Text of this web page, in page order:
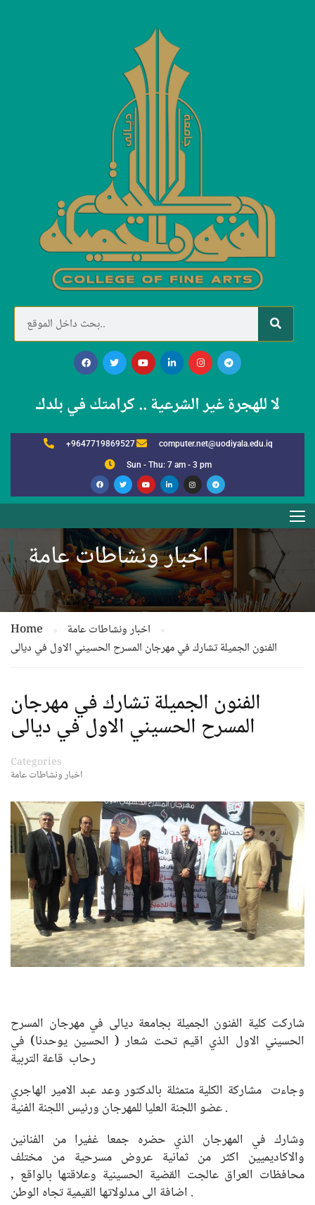
لا للهجرة غير الشرعية .. كرامتك في بلدك
+9647719869527 computer.net@uodiyala.edu.iq
Sun - Thu: 7 am - 3 pm
اخبار ونشاطات عامة
Home
اخبار ونشاطات عامة
الفنون الجميلة تشارك في مهرجان المسرح الحسيني الاول في ديالى
الفنون الجميلة تشارك في مهرجان
المسرح الحسيني الاول في ديالى
Categories
اخبار ونشاطات عامة
شاركت كلية الفنون الجميلة بجامعة ديالى في مهرجان المسرح
الحسيني الاول الذي اقيم تحت شعار ( الحسين يوحدنا) في
رحاب قاعة التربية
وجاءت مشاركة الكلية متمثلة بالدكتور وعد عبد الامير الهاجري
عضو اللجنة العليا للمهرجان ورئيس اللجنة الفنية .
وشارك في المهرجان الذي حضره جمعا غفيرا من الفنانين
والاكاديميين اكثر من ثمانية عروض مسرحية من مختلف
محافظات العراق عالجت القضية الحسينية وعلاقتها بالواقع ,
اضافة الى مدلولاتها القيمية تجاه الوطن .